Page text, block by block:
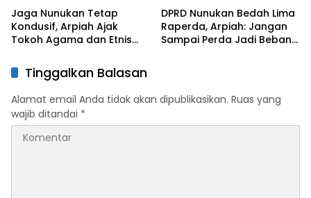
Jaga Nunukan Tetap
Kondusif, Arpiah Ajak
Tokoh Agama dan Etnis
DPRD Nunukan Bedah Lima
Raperda, Arpiah: Jangan
Sampai Perda Jadi Beban
Tinggalkan Balasan
Alamat email Anda tidak akan dipublikasikan. Ruas yang
wajib ditandai *